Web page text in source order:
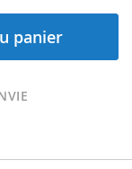
panier